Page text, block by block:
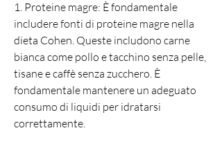
1. Proteine magre: È fondamentale
includere fonti di proteine magre nella
dieta Cohen. Queste includono carne
bianca come pollo e tacchino senza pelle,
tisane e caffè senza zucchero. È
fondamentale mantenere un adeguato
consumo di liquidi per idratarsi
correttamente.